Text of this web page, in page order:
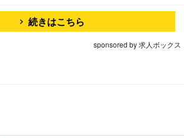
続きはこちら
sponsored by 求人ボックス